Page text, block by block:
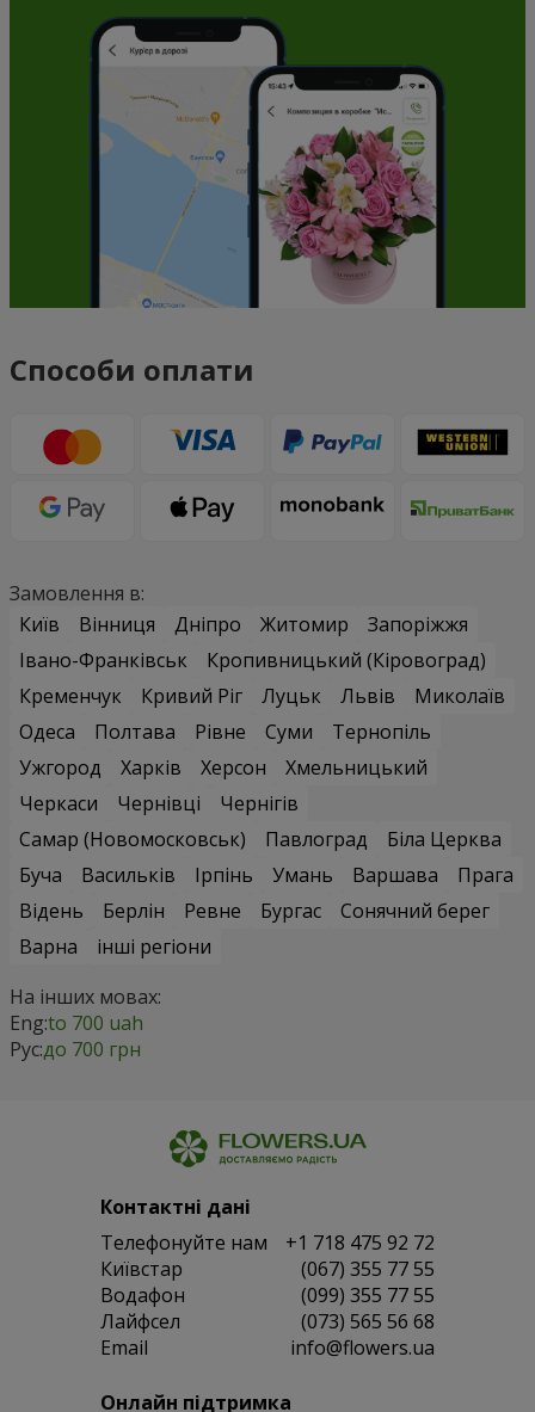
Способи оплати
Замовлення в:
Київ
Вінниця Дніпро Житомир
Запоріжжя
Івано-Франківськ
Кропивницький (Кіровоград)
Кременчук
Кривий Ріг Луцьк Львів
Миколаїв
Одеса
Полтава Рівне Суми
Тернопіль
Ужгород
Харків Херсон
Хмельницький
Черкаси
Чернівці
Чернігів
Самар (Новомосковськ)
Павлоград
Біла Церква
Буча
Васильків Ірпінь Умань Варшава
Прага
Відень
Берлін Ревне Бургас
Сонячний берег
Варна
інші регіони
На інших мовах:
Eng:to 700 uah
Рус:до 700 грн
Контактні дані
Телефонуйте нам
+1 718 475 92 72
Київстар
(067) 355 77 55
Водафон
(099) 355 77 55
Лайфсел
(073) 565 56 68
Email
info@flowers.ua
Онлайн підтримка